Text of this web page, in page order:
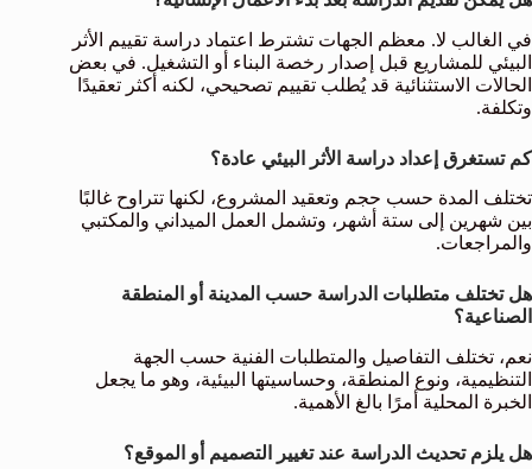
في الغالب لا. معظم الجهات تشترط اعتماد دراسة تقييم الأثر
البيئي للمشاريع قبل إصدار رخصة البناء أو التشغيل. في بعض
الحالات الاستثنائية قد يُطلب تقييم تصحيحي، لكنه أكثر تعقيدًا
وتكلفة.
كم تستغرق إعداد دراسة الأثر البيئي عادة؟
تختلف المدة حسب حجم وتعقيد المشروع، لكنها تتراوح غالبًا
بين شهرين إلى ستة أشهر، وتشمل العمل الميداني والمكتبي
والمراجعات.
هل تختلف متطلبات الدراسة حسب المدينة أو المنطقة
الصناعية؟
نعم، تختلف التفاصيل والمتطلبات الفنية حسب الجهة
التنظيمية، ونوع المنطقة، وحساسيتها البيئية، وهو ما يجعل
الخبرة المحلية أمرًا بالغ الأهمية.
هل يلزم تحديث الدراسة عند تغيير التصميم أو الموقع؟